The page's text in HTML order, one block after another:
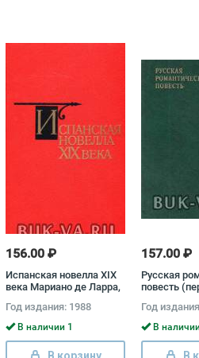
156.00 ₽
Испанская новелла XIX
века Мариано де Ларра,
Рамон Романос
Год издания: 1988
В наличии 1
157.00 ₽
Русская
повесть
Карамзин,
Одоевский
Год
В